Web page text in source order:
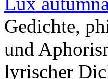
Gedichte,
und
lyrischer